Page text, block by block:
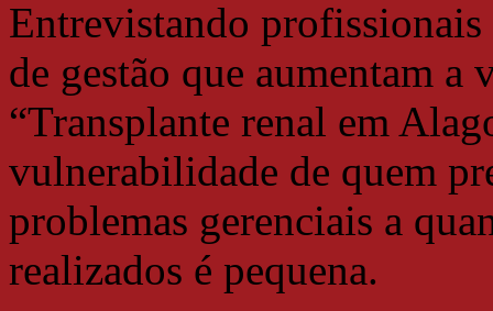
Entrevistando
de gestão que aumentam
“Transplante renal em
vulnerabilidade de quem
problemas gerenciais a
realizados é pequena.